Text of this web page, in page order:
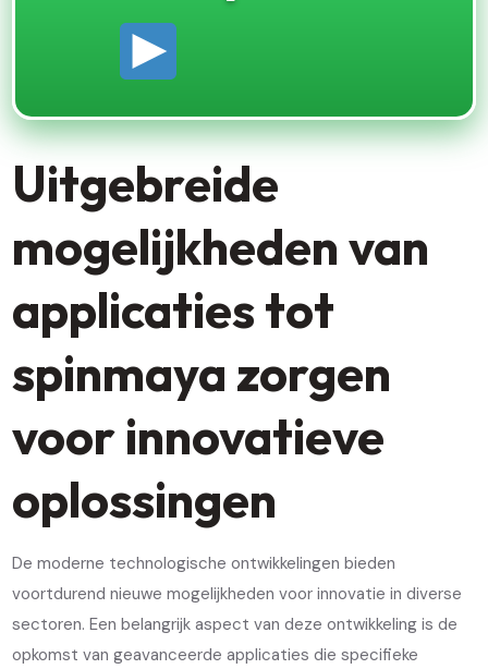
Uitgebreide
mogelijkheden van
applicaties tot
spinmaya zorgen
voor innovatieve
oplossingen
De moderne technologische ontwikkelingen bieden
voortdurend nieuwe mogelijkheden voor innovatie in diverse
sectoren. Een belangrijk aspect van deze ontwikkeling is de
opkomst van geavanceerde applicaties die specifieke